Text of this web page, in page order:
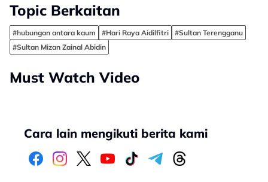
Topic Berkaitan
#hubungan antara kaum #Hari Raya Aidilfitri
#Sultan Terengganu
#Sultan Mizan Zainal Abidin
Must Watch Video
Cara lain mengikuti berita kami